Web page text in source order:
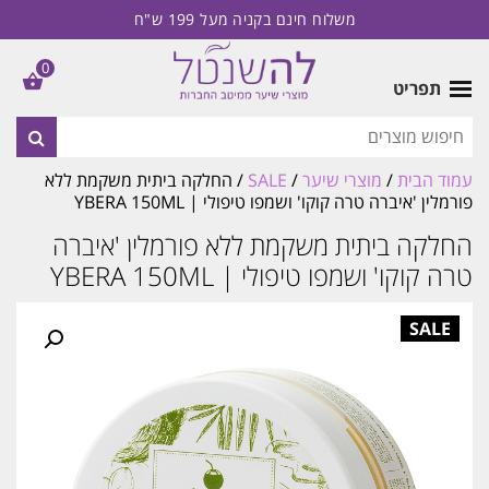
משלוח חינם בקניה מעל 199 ש"ח
תפריט
עמוד הבית/ מוצרי שיער/
SALE / החלקה ביתית משקמת ללא
פורמלין 'איברה טרה קוקו' ושמפו טיפולי | YBERA 150ML
החלקה ביתית משקמת ללא פורמלין 'איברה
טרה קוקו' ושמפו טיפולי | YBERA 150ML
0